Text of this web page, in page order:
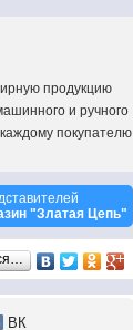
продукцию
и ручного
покупателю
"Златая Цепь"
ВК